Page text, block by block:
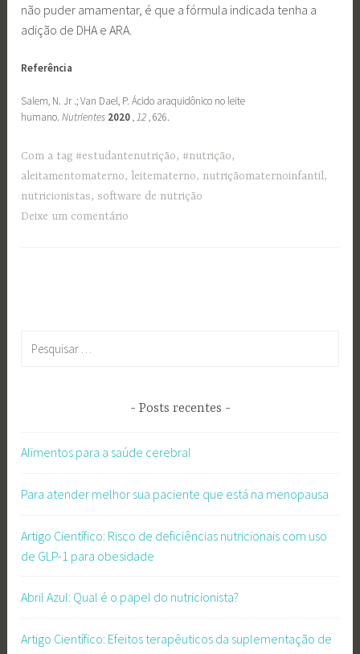
não puder amamentar, é que a fórmula indicada tenha a
adição de DHA e ARA.
Referência
Salem, N. Jr .; Van Dael, P. Ácido araquidônico no leite
humano.Nutrientes 2020,12, 626.
Com a tag #estudantenutrição, #nutrição,
aleitamentomaterno, leitematerno, nutriçãomaternoinfantil,
nutricionistas,software de nutrição
Deixe um comentário
Posts recentes
Alimentos para a saúde cerebral
Para atender melhor sua paciente que está na menopausa
Artigo Científico: Risco de deficiências nutricionais com uso
de GLP-1 para obesidade
Abril Azul: Qual é o papel do nutricionista?
Artigo Científico: Efeitos terapêuticos da suplementação de